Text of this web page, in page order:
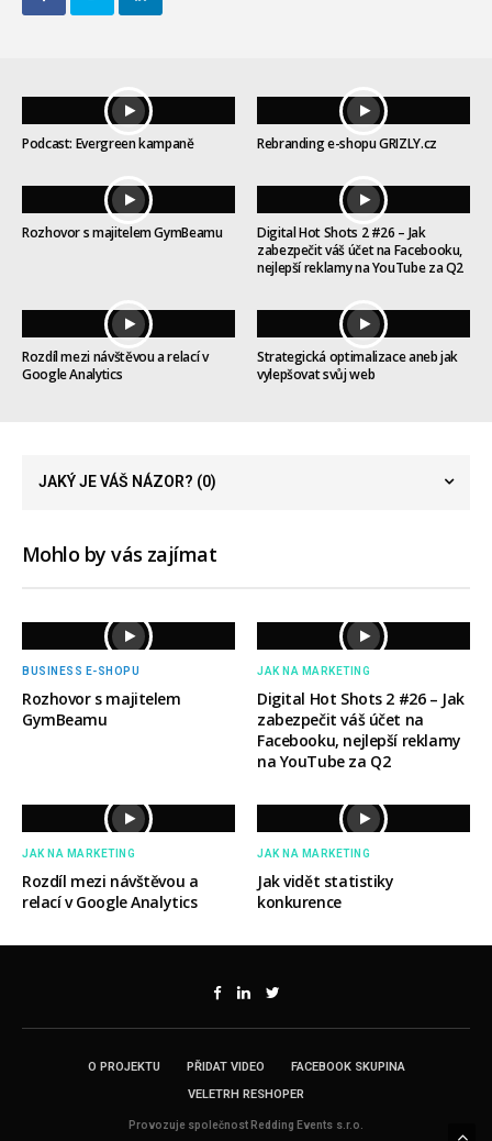
Podcast: Evergreen kampaně Rebranding e-shopu GRIZLY.cz
Rozhovor s majitelem GymBeamu
Digital Hot Shots 2 #26 – Jak
zabezpečit váš účet na Facebooku,
nejlepší reklamy na YouTube za Q2
Rozdíl mezi návštěvou a relací v
Google Analytics
Strategická optimalizace aneb jak
vylepšovat svůj web
JAKÝ JE VÁŠ NÁZOR? (0)
Mohlo by vás zajímat
BUSINESS E-SHOPU
Rozhovor s majitelem
GymBeamu
JAK NA MARKETING
Digital Hot Shots 2 #26 – Jak
zabezpečit váš účet na
Facebooku, nejlepší reklamy
na YouTube za Q2
JAK NA MARKETING
Rozdíl mezi návštěvou a
relací v Google Analytics
JAK NA MARKETING
Jak vidět statistiky
konkurence
O PROJEKTU PŘIDAT VIDEO
FACEBOOK SKUPINA
VELETRH RESHOPER
Provozuje společnost Redding Events s.r.o.